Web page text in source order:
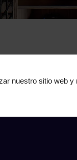
nuestro sitio web y